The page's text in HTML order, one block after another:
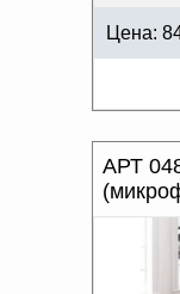
Цена:
АРТ